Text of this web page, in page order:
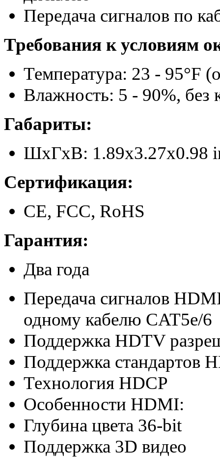
Передача сигналов по
Требования к условиям
Температура: 23 - 95°F
Влажность: 5 - 90%, без
Габариты:
ШxГxВ: 1.89x3.27x0.98
Сертификация:
CE, FCC, RoHS
Гарантия:
Два года
Передача сигналов
одному кабелю CAT5e/6
Поддержка HDTV
Поддержка стандартов
Технология HDCP
Особенности HDMI:
Глубина цвета 36-bit
Поддержка 3D видео